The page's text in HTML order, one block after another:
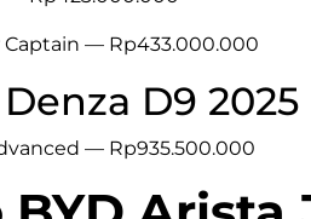
Captain — Rp433.000.000
D9 2025
— Rp935.500.000